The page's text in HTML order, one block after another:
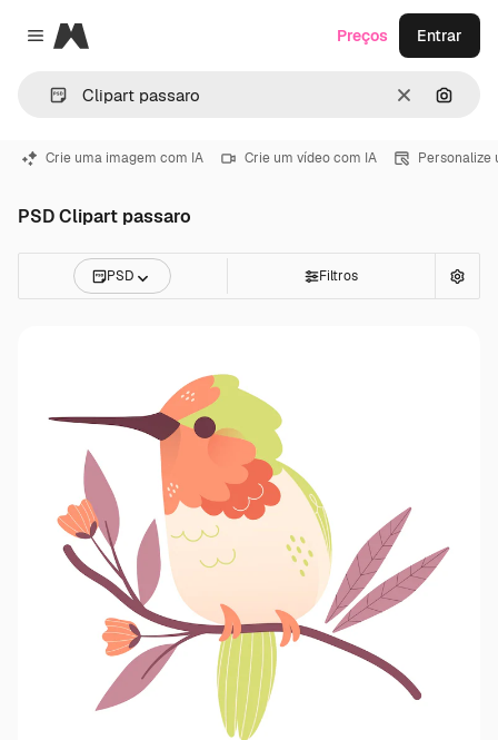
Close menu
Magnific
Limpar
Preços Entrar
Crie uma imagem com IA Crie um vídeo com IA Personalize
PSD Clipart passaro
PSD Filtros